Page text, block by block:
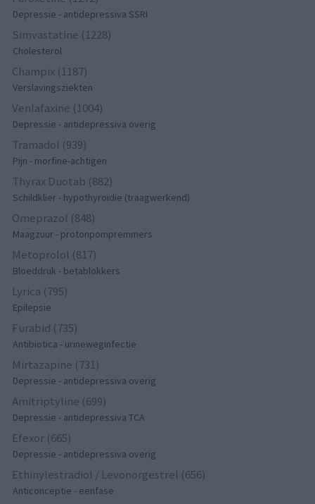
Depressie - antidepressiva SSRI
Simvastatine (1228)
Cholesterol
Champix (1187)
Verslavingsziekten
Venlafaxine (1004)
Depressie - antidepressiva overig
Tramadol (939)
Pijn - morfine-achtigen
Thyrax Duotab (882)
Schildklier - hypothyroidie (traagwerkend)
Omeprazol (848)
Maagzuur - protonpompremmers
Metoprolol (817)
Bloeddruk - betablokkers
Lyrica (795)
Epilepsie
Furabid (735)
Antibiotica - urineweginfectie
Mirtazapine (731)
Depressie - antidepressiva overig
Amitriptyline (699)
Depressie - antidepressiva TCA
Efexor (665)
Depressie - antidepressiva overig
Ethinylestradiol / Levonorgestrel (656)
Anticonceptie - eenfase